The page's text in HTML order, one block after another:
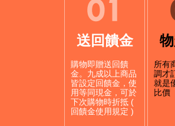
送回饋金
購物即贈送回饋
金。九成以上商品
皆設定回饋金，使
用等同現金，可於
下次購物時折抵 (
回饋金使用規定 )
所有
調才
就是
比價